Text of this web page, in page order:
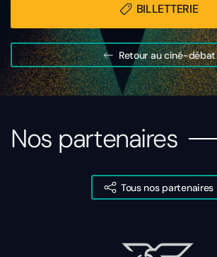
BILLETTERIE
Retour au ciné-débat
Nos partenaires
Tous nos partenaires